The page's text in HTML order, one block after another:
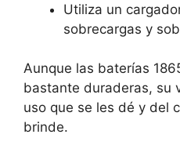
Utiliza un
sobrecargas y
Aunque las baterías
bastante duraderas, su
uso que se les dé y del
brinde.